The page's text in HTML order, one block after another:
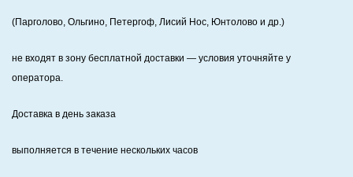
(Парголово, Ольгино, Петергоф, Лисий Нос, Юнтолово и др.)
не входят в зону бесплатной доставки — условия уточняйте у
оператора.
Доставка в день заказа
выполняется в течение нескольких часов